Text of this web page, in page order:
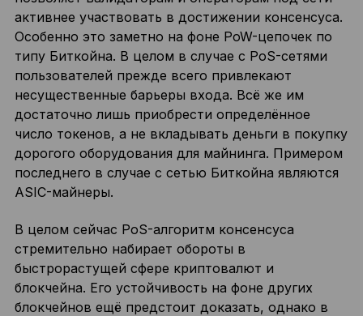
активнее участвовать в достижении консенсуса.
Особенно это заметно на фоне PoW-цепочек по
типу Биткойна. В целом в случае с PoS-сетями
пользователей прежде всего привлекают
несущественные барьеры входа. Всё же им
достаточно лишь приобрести определённое
число токенов, а не вкладывать деньги в покупку
дорогого оборудования для майнинга. Примером
последнего в случае с сетью Биткойна являются
ASIC-майнеры.
В целом сейчас PoS-алгоритм консенсуса
стремительно набирает обороты в
быстрорастущей сфере криптовалют и
блокчейна. Его устойчивость на фоне других
блокчейнов ещё предстоит доказать, однако в